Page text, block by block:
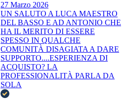
27 Marzo 2026
UN SALUTO A LUCA MAESTRO
DEL BASSO E AD ANTONIO CHE
HA IL MERITO DI ESSERE
SPESSO IN QUALCHE
COMUNITÀ DISAGIATA A DARE
SUPPORTO....ESPERIENZA DI
ACQUISTO? LA
PROFESSIONALITÀ PARLA DA
SOLA